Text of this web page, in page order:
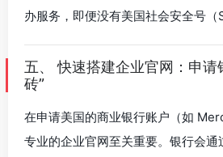
办服务，即便没有美国社会安全号（
五、 快速搭建企业官网：申请
砖”
在申请美国的商业银行账户（如
专业的企业官网至关重要。银行会通